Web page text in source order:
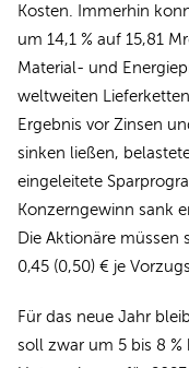
Kosten. Immerhin
um 14,1 % auf 15,81
Material- und
weltweiten
Ergebnis vor Zinsen
sinken ließen,
eingeleitete
Konzerngewinn sank
Die Aktionäre müssen
0,45 (0,50) € je
Für das neue Jahr
soll zwar um 5 bis 8